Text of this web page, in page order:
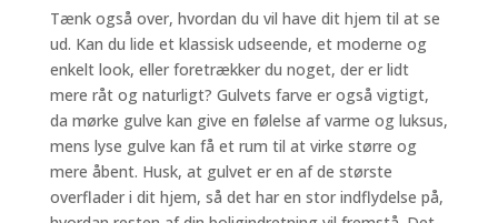
Tænk også over, hvordan du vil have dit hjem til at se
ud. Kan du lide et klassisk udseende, et moderne og
enkelt look, eller foretrækker du noget, der er lidt
mere råt og naturligt? Gulvets farve er også vigtigt,
da mørke gulve kan give en følelse af varme og luksus,
mens lyse gulve kan få et rum til at virke større og
mere åbent. Husk, at gulvet er en af de største
overflader i dit hjem, så det har en stor indflydelse på,